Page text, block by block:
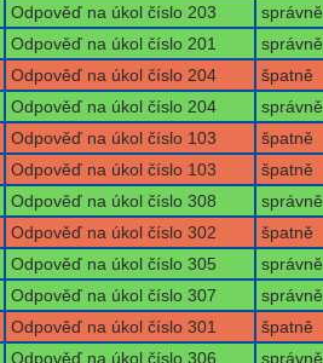
Odpověď na úkol číslo 203 správně
Odpověď na úkol číslo 201 správně
Odpověď na úkol číslo 204 špatně
Odpověď na úkol číslo 204 správně
Odpověď na úkol číslo 103 špatně
Odpověď na úkol číslo 103 špatně
Odpověď na úkol číslo 308 správně
Odpověď na úkol číslo 302 špatně
Odpověď na úkol číslo 305 správně
Odpověď na úkol číslo 307 správně
Odpověď na úkol číslo 301 špatně
Odpověď na úkol číslo 306 správně